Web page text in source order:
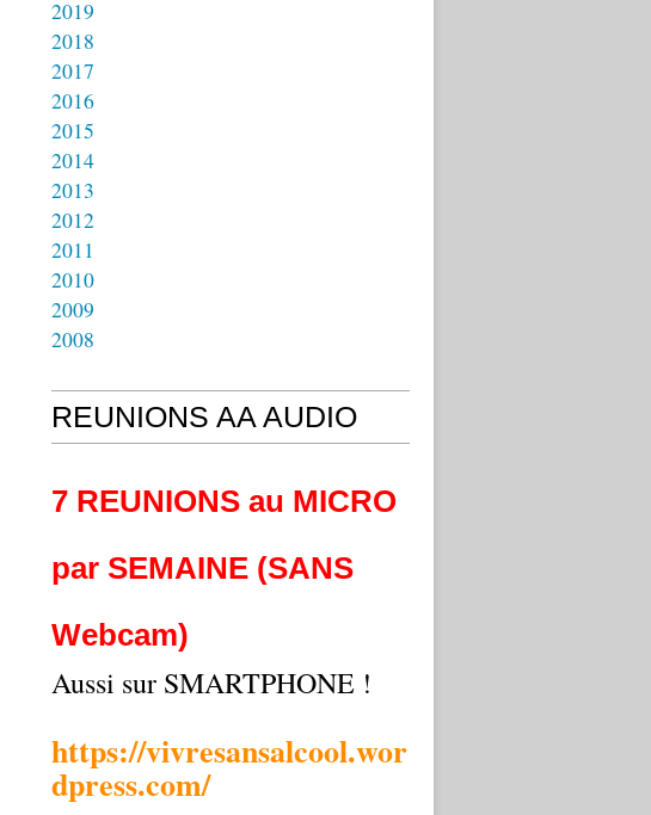
2019
2018
2017
2016
2015
2014
2013
2012
2011
2010
2009
2008
REUNIONS AA AUDIO
7 REUNIONS au MICRO
par SEMAINE (SANS
Webcam)
Aussi sur SMARTPHONE !
https://vivresansalcool.wor
dpress.com/